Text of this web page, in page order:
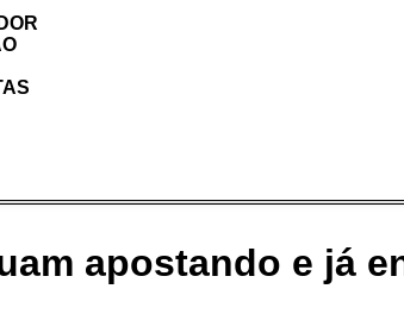
apostando e já